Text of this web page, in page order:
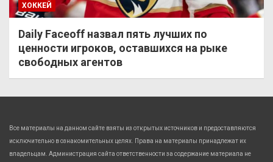
ХОККЕЙ
Daily Faceoff назвал пять лучших по
ценности игроков, оставшихся на рыке
свободных агентов
Все материалы на данном сайте взяты из открытых источников и предоставляются
исключительно в ознакомительных целях. Права на материалы принадлежат их
владельцам. Администрация сайта ответственности за содержание материала не